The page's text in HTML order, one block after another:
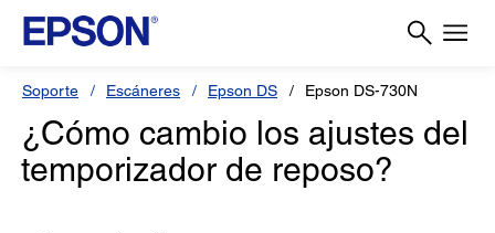
Soporte Escáneres Epson DS Epson DS-730N
¿Cómo cambio los ajustes del
temporizador de reposo?